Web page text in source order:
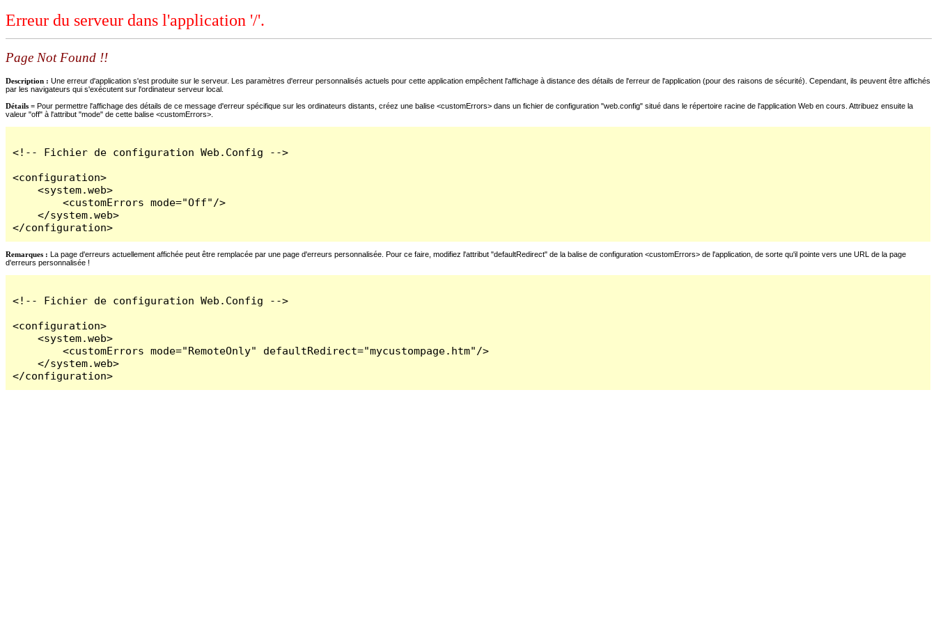
Erreur du serveur dans l'application '/'.
Page Not Found !!
Description : Une erreur d'application s'est produite sur le serveur. Les paramètres d'erreur personnalisés actuels pour cette application empêchent l'affichage à distance des détails de l'erreur de l'application (pour des raisons de sécurité). Cependant, ils peuvent être affichés
par les navigateurs qui s'exécutent sur l'ordinateur serveur local.
Détails = Pour permettre l'affichage des détails de ce message d'erreur spécifique sur les ordinateurs distants, créez une balise <customErrors> dans un fichier de configuration "web.config" situé dans le répertoire racine de l'application Web en cours. Attribuez ensuite la
valeur "off" à l'attribut "mode" de cette balise <customErrors>.
<!-- Fichier de configuration Web.Config -->
<configuration>
    <system.web>
        <customErrors mode="Off"/>
    </system.web>
</configuration>
Remarques : La page d'erreurs actuellement affichée peut être remplacée par une page d'erreurs personnalisée. Pour ce faire, modifiez l'attribut "defaultRedirect" de la balise de configuration <customErrors> de l'application, de sorte qu'il pointe vers une URL de la page
d'erreurs personnalisée !
<!-- Fichier de configuration Web.Config -->
<configuration>
    <system.web>
        <customErrors mode="RemoteOnly" defaultRedirect="mycustompage.htm"/>
    </system.web>
</configuration>